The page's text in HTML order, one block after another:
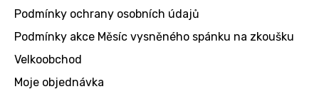
Podmínky ochrany osobních údajů
Podmínky akce Měsíc vysněného spánku na zkoušku
Velkoobchod
Moje objednávka